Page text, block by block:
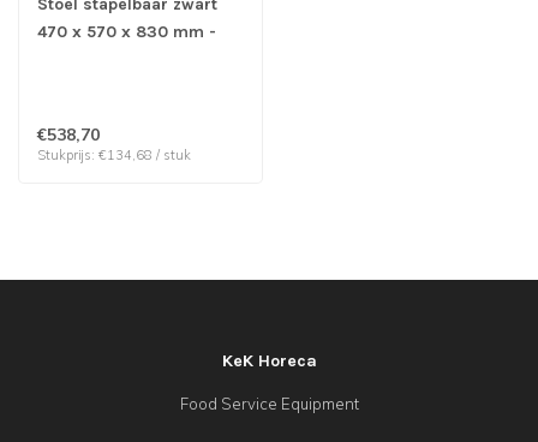
470 x 570 x 830 mm -
€538,70
Stukprijs: €134,68 / stuk
KeK Horeca
Food Service Equipment